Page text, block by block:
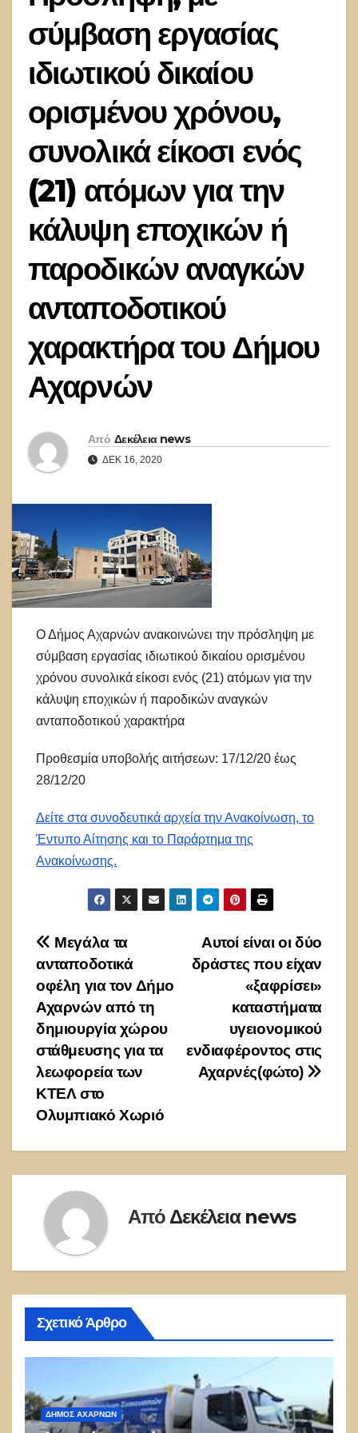
σύμβαση εργασίας
ιδιωτικού δικαίου
ορισμένου χρόνου,
συνολικά είκοσι ενός
(21) ατόμων για την
κάλυψη εποχικών ή
παροδικών αναγκών
ανταποδοτικού
χαρακτήρα του Δήμου
Αχαρνών
Από Δεκέλεια news
ΔΕΚ 16, 2020
Ο Δήμος Αχαρνών ανακοινώνει την πρόσληψη με
σύμβαση εργασίας ιδιωτικού δικαίου ορισμένου
χρόνου συνολικά είκοσι ενός (21) ατόμων για την
κάλυψη εποχικών ή παροδικών αναγκών
ανταποδοτικού χαρακτήρα
Προθεσμία υποβολής αιτήσεων: 17/12/20 έως
28/12/20
Δείτε στα συνοδευτικά αρχεία την Ανακοίνωση, το
Έντυπο Αίτησης και το Παράρτημα της
Ανακοίνωσης.
Πλοήγηση
άρθρων
Αυτοί είναι οι δύο
δράστες που είχαν
«ξαφρίσει»
καταστήματα
υγειονομικού
ενδιαφέροντος στις
Αχαρνές(φώτο)
Μεγάλα τα
ανταποδοτικά
οφέλη για τον Δήμο
Αχαρνών από τη
δημιουργία χώρου
στάθμευσης για τα
λεωφορεία των
ΚΤΕΛ στο
Ολυμπιακό Χωριό
Από Δεκέλεια news
Σχετικό Άρθρο
ΔΉΜΟΣ ΑΧΑΡΝΏΝ